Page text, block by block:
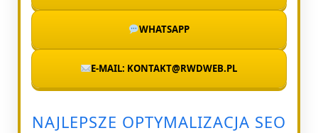
WHATSAPP
E-MAIL: KONTAKT@RWDWEB.PL
NAJLEPSZE OPTYMALIZACJA SEO